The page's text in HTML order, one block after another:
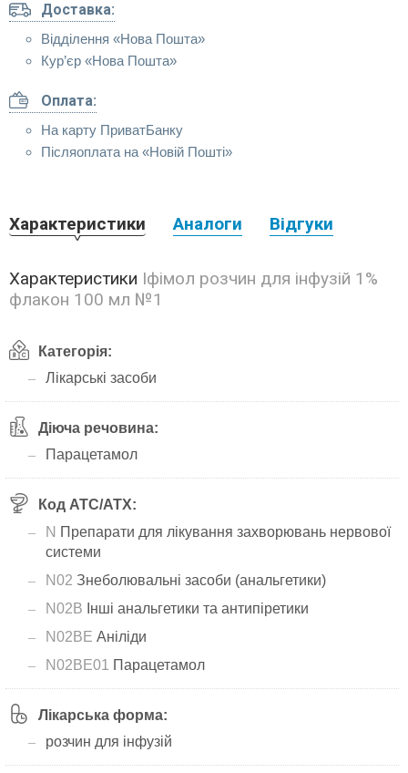
Доставка:
Відділення «Нова Пошта»
Кур’єр «Нова Пошта»
Оплата:
На карту ПриватБанку
Післяоплата на «Новій Пошті»
Характеристики Аналоги Відгуки
Характеристики Іфімол розчин для інфузій 1%
флакон 100 мл №1
Категорія:
Лікарські засоби
Діюча речовина:
Парацетамол
Код АТС/ATX:
N Препарати для лікування захворювань нервової
системи
N02 Знеболювальні засоби (анальгетики)
N02B Інші анальгетики та антипіретики
N02BE Аніліди
N02BE01
Парацетамол
Лікарська форма:
розчин для інфузій